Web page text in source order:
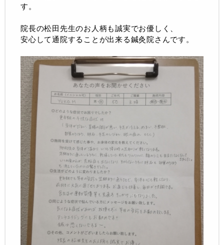
す。
院長の松田先生のお人柄も誠実でお優しく、
安心して通院することが出来る鍼灸院さんです。